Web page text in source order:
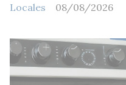
Locales 08/08/2026